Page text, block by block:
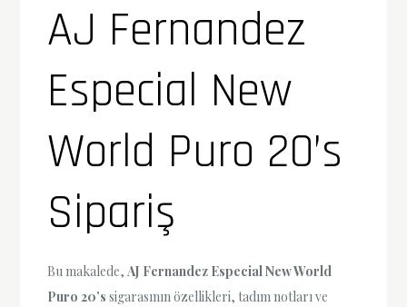
AJ Fernandez
Especial New
World Puro 20’s
Sipariş
Bu makalede,AJ Fernandez Especial New World
Puro 20’s sigarasının özellikleri, tadım notları ve